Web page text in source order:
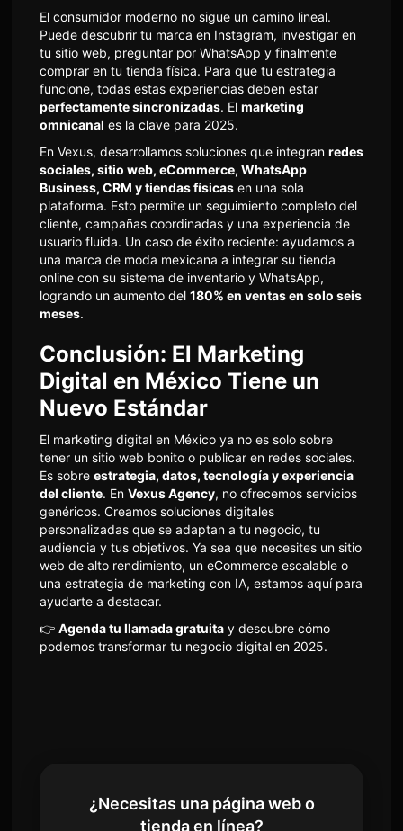
El consumidor moderno no sigue un camino lineal.
Puede descubrir tu marca en Instagram, investigar en
tu sitio web, preguntar por WhatsApp y finalmente
comprar en tu tienda física. Para que tu estrategia
funcione, todas estas experiencias deben estar
perfectamente sincronizadas. El marketing
omnicanal es la clave para 2025.
En Vexus, desarrollamos soluciones que integran redes
sociales, sitio web, eCommerce, WhatsApp
Business, CRM y tiendas físicasen una sola
plataforma. Esto permite un seguimiento completo del
cliente, campañas coordinadas y una experiencia de
usuario fluida. Un caso de éxito reciente: ayudamos a
una marca de moda mexicana a integrar su tienda
online con su sistema de inventario y WhatsApp,
logrando un aumento del 180% en ventas en solo seis
meses.
Conclusión: El Marketing
Digital en México Tiene un
Nuevo Estándar
El marketing digital en México ya no es solo sobre
tener un sitio web bonito o publicar en redes sociales.
Es sobre estrategia, datos, tecnología y experiencia
del cliente. En Vexus Agency, no ofrecemos servicios
genéricos. Creamos soluciones digitales
personalizadas que se adaptan a tu negocio, tu
audiencia y tus objetivos. Ya sea que necesites un sitio
web de alto rendimiento, un eCommerce escalable o
una estrategia de marketing con IA, estamos aquí para
ayudarte a destacar.
👉 Agenda tu llamada gratuitay descubre cómo
podemos transformar tu negocio digital en 2025.
¿Necesitas una página web o
tienda en línea?